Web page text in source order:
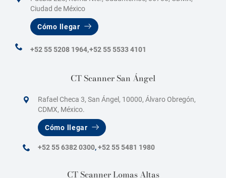
Ciudad de México
Cómo llegar
+52 55 5208 1964,+52 55 5533 4101
CT Scanner San Ángel
Rafael Checa 3, San Ángel, 10000, Álvaro Obregón,
CDMX, México.
Cómo llegar
+52 55 6382 0300,+52 55 5481 1980
CT Scanner Lomas Altas